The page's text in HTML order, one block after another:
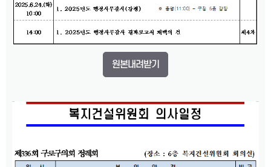
원본내려받기